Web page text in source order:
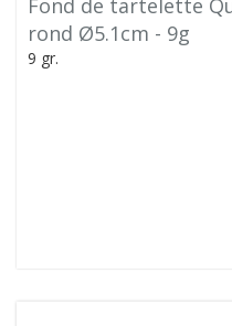
Fond de tartelette
rond Ø5.1cm - 9g
9 gr.